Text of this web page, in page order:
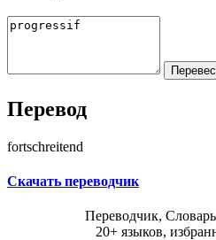
Перевод
fortschreitend
Скачать переводчик
Переводчик,
20+ языков,